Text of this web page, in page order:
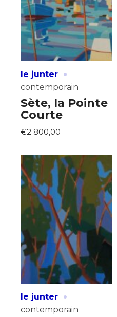
le junter ·
contemporain
Sète, la Pointe
Courte
€2 800,00
le junter ·
contemporain